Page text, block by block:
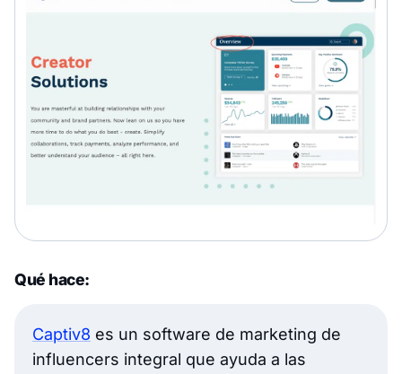
Qué hace:
Captiv8 es un software de marketing de
influencers integral que ayuda a las